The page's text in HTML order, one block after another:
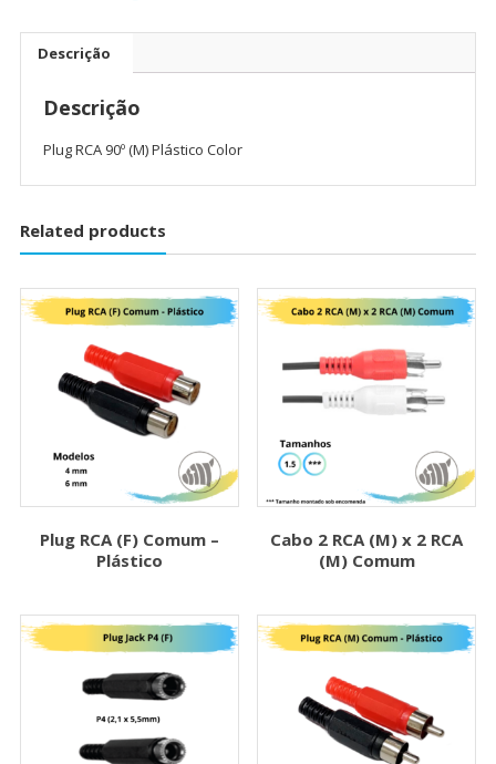
Descrição
Descrição
Plug RCA 90º (M) Plástico Color
Related products
Plug RCA (F) Comum –
Plástico
Cabo 2 RCA (M) x 2 RCA
(M) Comum